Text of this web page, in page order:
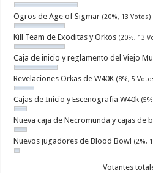
Ogros de Age of Sigmar (20%, 13 Votos)
Kill Team de Exoditas y Orkos (20%, 13
Caja de inicio y reglamento del Viejo
Revelaciones Orkas de W40K (8%, 5
Cajas de Inicio y Escenografia W40k
Nueva caja de Necromunda y cajas de
Nuevos jugadores de Blood Bowl (2%,
Votantes